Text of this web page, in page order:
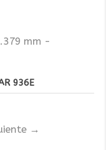
mm -
936E
→